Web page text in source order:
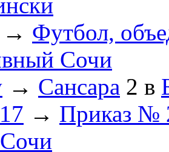
→ Футбол,
Сочи
→ Сансара 2 в
→ Приказ №